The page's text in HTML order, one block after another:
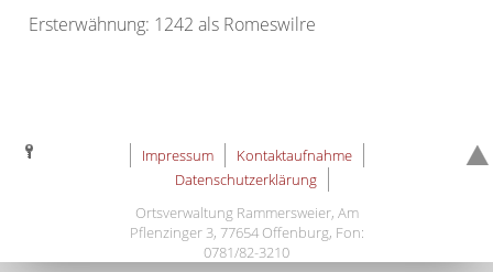
Ersterwähnung: 1242 als Romeswilre
Impressum
Kontaktaufnahme
Datenschutzerklärung
Ortsverwaltung Rammersweier, Am
Pflenzinger 3, 77654 Offenburg, Fon:
0781/82-3210